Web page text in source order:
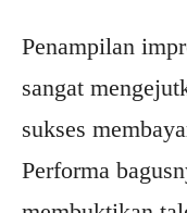
Penampilan
sangat
sukses
Performa